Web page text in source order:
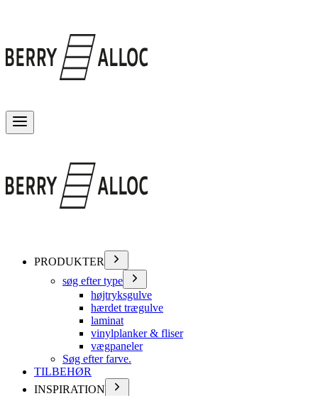
PRODUKTER
søg efter type
højtryksgulve
hærdet trægulve
laminat
vinylplanker & fliser
vægpaneler
Søg efter farve.
TILBEHØR
INSPIRATION